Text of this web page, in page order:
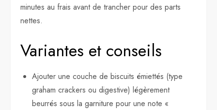
minutes au frais avant de trancher pour des parts
nettes.
Variantes et conseils
Ajouter une couche de biscuits émiettés (type
graham crackers ou digestive) légèrement
beurrés sous la garniture pour une note «